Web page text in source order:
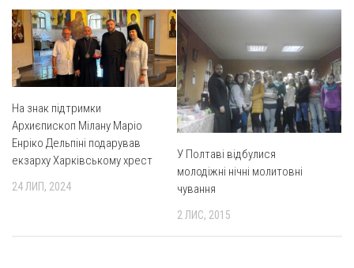
На знак підтримки
Архиєпископ Мілану Маріо
Енріко Дельпіні подарував
екзарху Харківському хрест
24 ЛИП, 2024
У Полтаві відбулися
молодіжні нічні молитовні
чування
2 ЛИС, 2015